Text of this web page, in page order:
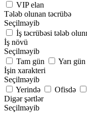
VIP elan
Tələb olunan təcrübə
Seçilməyib
İş təcrübəsi tələb
İş növü
Seçilməyib
Tam gün
Yarı gün
İşin xarakteri
Seçilməyib
Yerində
Ofisdə
Digər şərtlər
Seçilməyib